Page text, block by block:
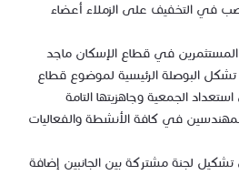
في التخفيف على الزملاء أعضاء
في قطاع الإسكان ماجد
البوصلة الرئيسية لموضوع قطاع
الجمعية وجاهزيتها التامة
في كافة الأنشطة والفعاليات
تشكيل لجنة مشتركة بين الجانبين إضافة